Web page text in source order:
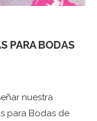
PARA BODAS
nuestra
para Bodas de